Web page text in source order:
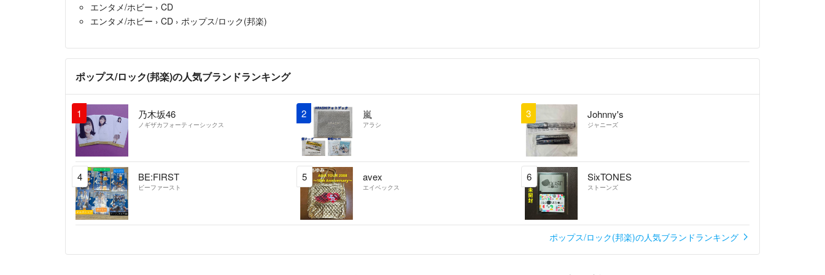
エンタメ/ホビー › CD
エンタメ/ホビー › CD › ポップス/ロック(邦楽)
ポップス/ロック(邦楽)の人気ブランドランキング
1 乃木坂46
ノギザカフォーティーシックス
2 嵐
アラシ
3 Johnny's
ジャニーズ
4 BE:FIRST
ビーファースト
5 avex
エイベックス
6 SixTONES
ストーンズ
ポップス/ロック(邦楽)の人気ブランドランキング